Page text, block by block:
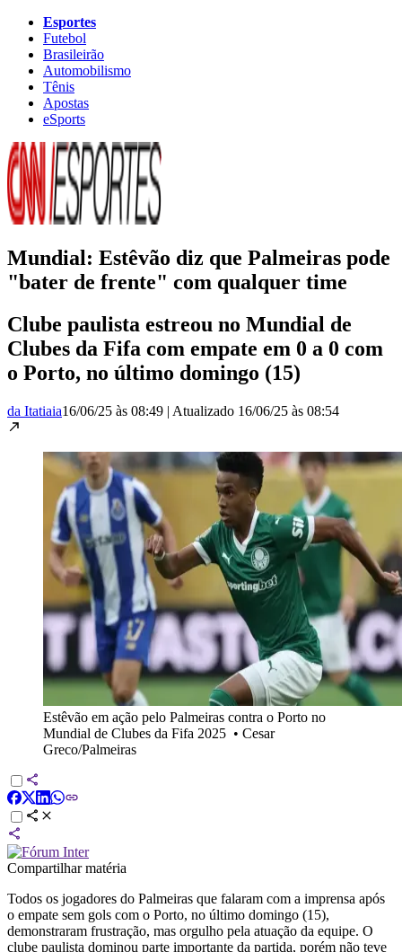
Esportes
Futebol
Brasileirão
Automobilismo
Tênis
Apostas
eSports
Mundial: Estêvão diz que Palmeiras pode
"bater de frente" com qualquer time
Clube paulista estreou no Mundial de
Clubes da Fifa com empate em 0 a 0 com
o Porto, no último domingo (15)
da Itatiaia16/06/25 às 08:49 | Atualizado 16/06/25 às 08:54
Estêvão em ação pelo Palmeiras contra o Porto no
Mundial de Clubes da Fifa 2025 • Cesar
Greco/Palmeiras
Compartilhar matéria
Todos os jogadores do Palmeiras que falaram com a imprensa após
o empate sem gols com o Porto, no último domingo (15),
demonstraram frustração, mas orgulho pela atuação da equipe. O
clube paulista dominou parte importante da partida, porém não teve